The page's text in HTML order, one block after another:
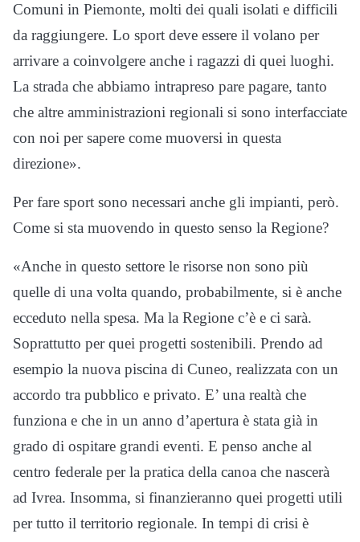
Comuni in Piemonte, molti dei quali isolati e difficili
da raggiungere. Lo sport deve essere il volano per
arrivare a coinvolgere anche i ragazzi di quei luoghi.
La strada che abbiamo intrapreso pare pagare, tanto
che altre amministrazioni regionali si sono interfacciate
con noi per sapere come muoversi in questa
direzione».
Per fare sport sono necessari anche gli impianti, però.
Come si sta muovendo in questo senso la Regione?
«Anche in questo settore le risorse non sono più
quelle di una volta quando, probabilmente, si è anche
ecceduto nella spesa. Ma la Regione c’è e ci sarà.
Soprattutto per quei progetti sostenibili. Prendo ad
esempio la nuova piscina di Cuneo, realizzata con un
accordo tra pubblico e privato. E’ una realtà che
funziona e che in un anno d’apertura è stata già in
grado di ospitare grandi eventi. E penso anche al
centro federale per la pratica della canoa che nascerà
ad Ivrea. Insomma, si finanzieranno quei progetti utili
per tutto il territorio regionale. In tempi di crisi è